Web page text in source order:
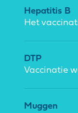
Hepatitis B
Het
DTP
Vaccinatie
Muggen